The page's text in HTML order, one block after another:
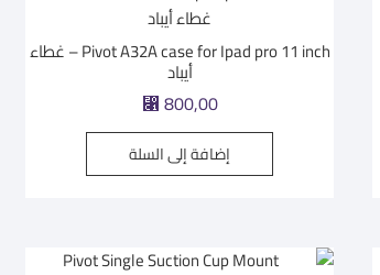
Pivot A32A case for Ipad pro 11 inch – غطاء
أيباد
⃁ 800,00
إضافة إلى السلة